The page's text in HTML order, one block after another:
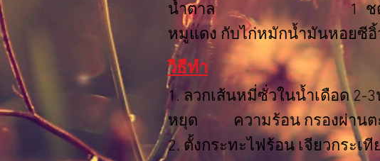
น้ำตาล 1 ช
หมูแดง กับไก่หมักน้ำมันหอยซีอิ้
วิธีทำ
1. ลวกเส้นหมี่ซั่วในน้ำเดือด 2-
หยุด ความร้อน กรองผ่านตะ
2. ตั้งกระทะไฟร้อน เจียวกระเ